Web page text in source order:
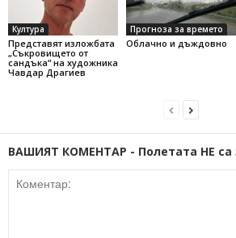
Култура
Представят изложбата
„Съкровището от
сандъка“ на художника
Чавдар Драгиев
Прогноза за времето
Облачно и дъждовно
ВАШИЯТ КОМЕНТАР - Полетата НЕ